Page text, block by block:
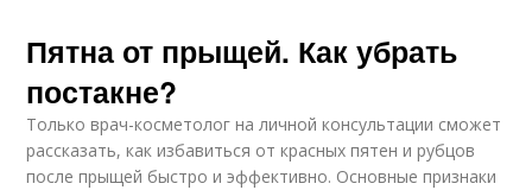
Пятна от прыщей. Как убрать
постакне?
Только врач-косметолог на личной консультации сможет
рассказать, как избавиться от красных пятен и рубцов
после прыщей быстро и эффективно. Основные признаки